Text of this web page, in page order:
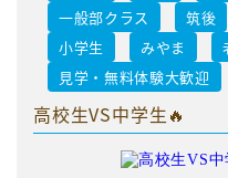
一般部クラス
筑後
小学生
みやま
見学・無料体験大歓迎
高校生VS中学生🔥